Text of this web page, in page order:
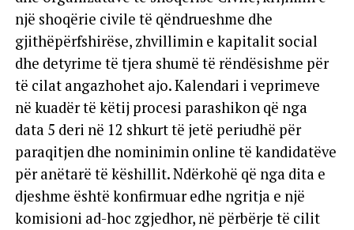
një shoqërie civile të qëndrueshme dhe
gjithëpërfshirëse, zhvillimin e kapitalit social
dhe detyrime të tjera shumë të rëndësishme për
të cilat angazhohet ajo. Kalendari i veprimeve
në kuadër të këtij procesi parashikon që nga
data 5 deri në 12 shkurt të jetë periudhë për
paraqitjen dhe nominimin online të kandidatëve
për anëtarë të këshillit. Ndërkohë që nga dita e
djeshme është konfirmuar edhe ngritja e një
komisioni ad-hoc zgjedhor, në përbërje të cilit